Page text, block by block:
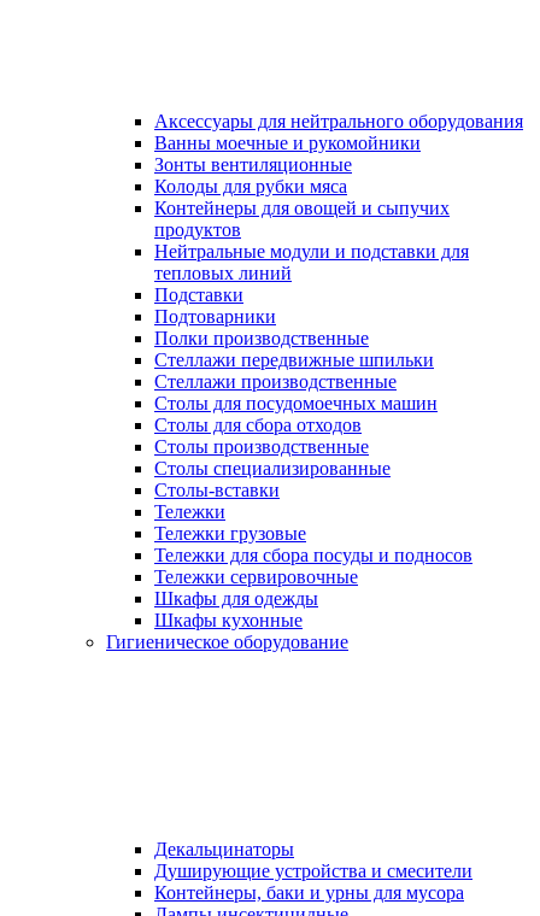
Аксессуары для нейтрального оборудования
Ванны моечные и рукомойники
Зонты вентиляционные
Колоды для рубки мяса
Контейнеры для овощей и сыпучих
продуктов
Нейтральные модули и подставки для
тепловых линий
Подставки
Подтоварники
Полки производственные
Стеллажи передвижные шпильки
Стеллажи производственные
Столы для посудомоечных машин
Столы для сбора отходов
Столы производственные
Столы специализированные
Столы-вставки
Тележки
Тележки грузовые
Тележки для сбора посуды и подносов
Тележки сервировочные
Шкафы для одежды
Шкафы кухонные
Гигиеническое оборудование
Декальцинаторы
Душирующие устройства и смесители
Контейнеры, баки и урны для мусора